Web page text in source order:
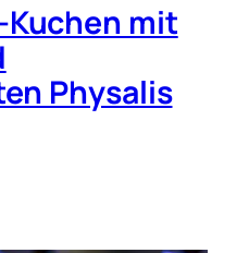
mit
Physalis